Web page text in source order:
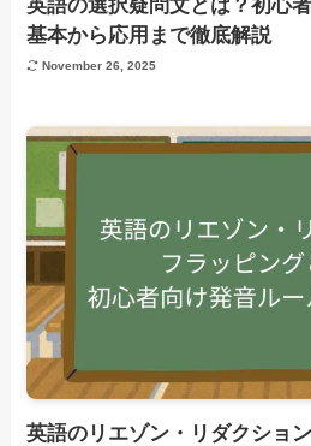
英語の選択疑問文とは？初心
基本から応用まで徹底解説
November 26, 2025
英語のリエゾン・リダクショ